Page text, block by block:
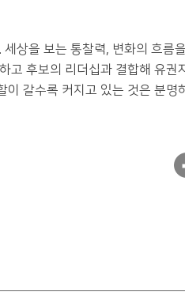
상을 보는 통찰력, 변화의 흐름
고 후보의 리더십과 결합해 유권
이 갈수록 커지고 있는 것은 분명